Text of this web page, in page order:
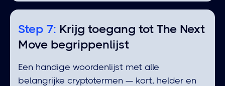
Step 7: Krijg toegang tot The Next
Move begrippenlijst
Een handige woordenlijst met alle
belangrijke cryptotermen — kort, helder en